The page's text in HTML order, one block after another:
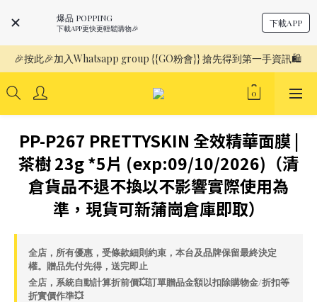
爆品 POPPING
下載APP更快更輕鬆購物🎉 下載APP
PP-P267 PRETTYSKIN 全效精華面膜 |
茶樹 23g *5片 (exp:09/10/2026)（清
倉貨品不退不換以不影響實際使用為
準，現貨可新蒲崗倉庫即取）
全店，所有優惠，受條款細則約束，本台及品牌保留最終決定
權。贈品先付先得，送完即止
全店，系統自動計算折前價💥訂單贈品金額以扣除購物金/折扣等
折實價作準💥